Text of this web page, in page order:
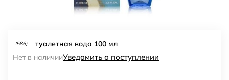
(586)
туалетная вода 100 мл
Нет в наличииУведомить о поступлении